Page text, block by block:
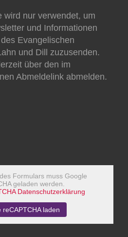
wird nur verwendet, um
und Informationen
Evangelischen
und Dill zuzusenden.
über den im
Abmeldelink abmelden.
Formulars muss Google
geladen werden.
Datenschutzerklärung
reCAPTCHA laden